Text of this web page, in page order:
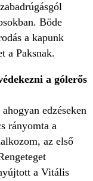
Böde
a kapunk
a Paksnak.
a gólerős
edzéseken
rányomta a
az első
a Vitális